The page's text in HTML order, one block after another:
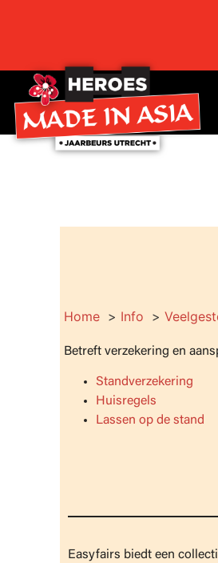
Home Info
Betreft verzekering en
Standverzekering
Huisregels
Lassen op de stand
Easyfairs biedt een